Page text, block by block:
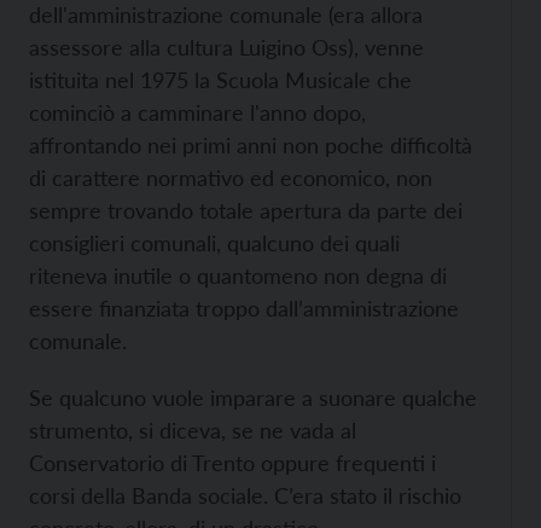
dell'amministrazione comunale (era allora
assessore alla cultura Luigino Oss), venne
istituita nel 1975 la Scuola Musicale che
cominciò a camminare l'anno dopo,
affrontando nei primi anni non poche difficoltà
di carattere normativo ed economico, non
sempre trovando totale apertura da parte dei
consiglieri comunali, qualcuno dei quali
riteneva inutile o quantomeno non degna di
essere finanziata troppo dall’amministrazione
comunale.
Se qualcuno vuole imparare a suonare qualche
strumento, si diceva, se ne vada al
Conservatorio di Trento oppure frequenti i
corsi della Banda sociale. C’era stato il rischio